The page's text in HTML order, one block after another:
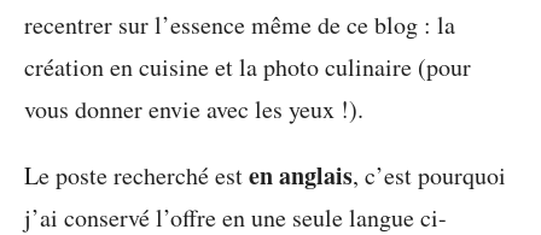
recentrer sur l’essence même de ce blog : la
création en cuisine et la photo culinaire (pour
vous donner envie avec les yeux !).
Le poste recherché esten anglais, c’est pourquoi
j’ai conservé l’offre en une seule langue ci-